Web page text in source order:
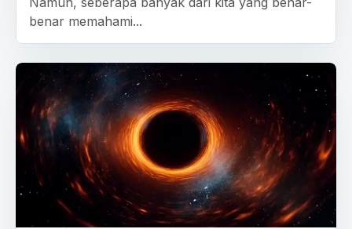
benar memahami...